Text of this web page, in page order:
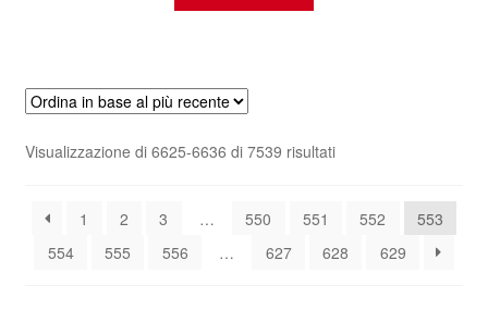
Visualizzazione di 6625-6636 di 7539 risultatiOrdina
più
1 2 3 … 550 551 552
553
554
555 556 … 627 628 629